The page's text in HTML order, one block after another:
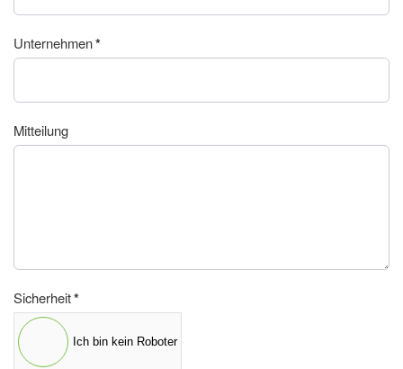
Unternehmen*
Mitteilung
Sicherheit*
Ich bin kein Roboter